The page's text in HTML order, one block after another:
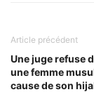
Article précédent
Une juge refuse
une femme
cause de son